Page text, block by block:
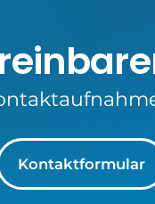
Kontaktformular